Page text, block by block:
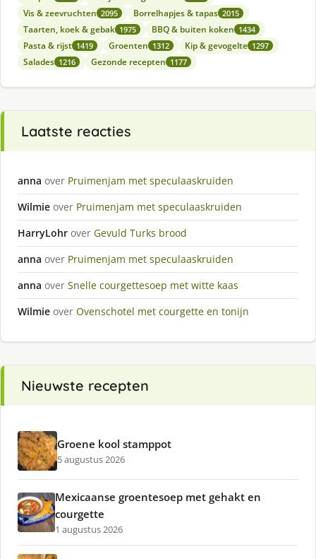
Vis & zeevruchten 2095 Borrelhapjes & tapas 2015
Taarten, koek & gebak 1975 BBQ & buiten koken 1434
Pasta & rijst 1419 Groenten 1312 Kip & gevogelte 1297
Salades 1216 Gezonde recepten 1177
Laatste reacties
anna over Pruimenjam met speculaaskruiden
Wilmie over Pruimenjam met speculaaskruiden
HarryLohr over Gevuld Turks brood
anna over Pruimenjam met speculaaskruiden
anna over Snelle courgettesoep met witte kaas
Wilmie over Ovenschotel met courgette en tonijn
Nieuwste recepten
Groene kool stamppot
5 augustus 2026
Mexicaanse groentesoep met gehakt en
courgette
1 augustus 2026